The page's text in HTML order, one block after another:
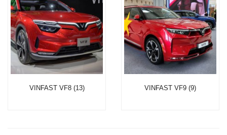
VINFAST VF8 (13) VINFAST VF9 (9)